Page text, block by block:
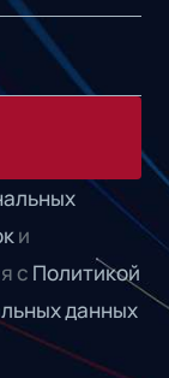
и
с Политикой
данных